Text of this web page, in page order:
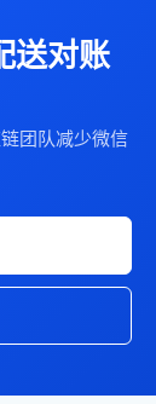
送对账
团队减少微信